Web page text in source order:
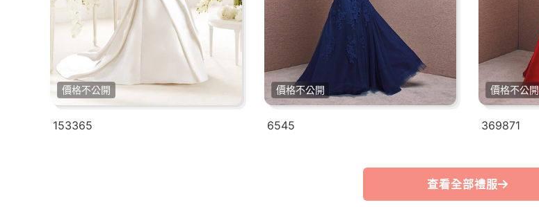
價格不公開
153365
價格不公開
6545
價格不公開
369871
查看全部禮服